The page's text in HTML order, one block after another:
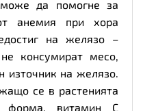
да помогне за
анемия при хора
на желязо –
консумират месо,
източник на желязо.
се в растенията
витамин C